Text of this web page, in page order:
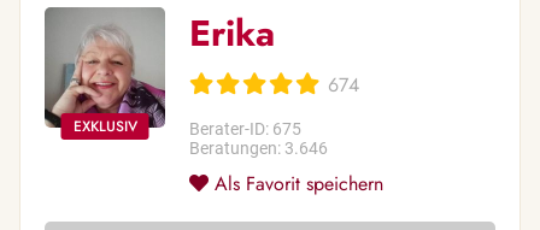
Erika
674
Berater-ID: 675
Beratungen: 3.646
Als Favorit speichern